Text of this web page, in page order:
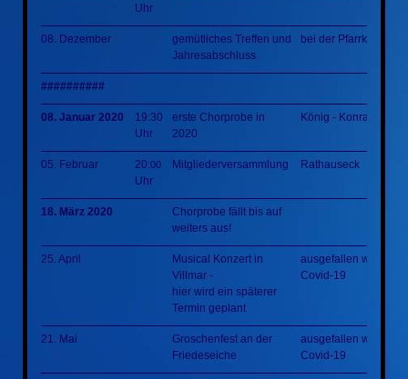
Uhr
08. Dezember
gemütliches Treffen und
Jahresabschluss
bei der Pfarrkirche
##########
08. Januar 2020
19:30
Uhr
erste Chorprobe in
2020
König - Konrad -
05. Februar 20:00
Uhr
Mitgliederversammlung Rathauseck
18. März 2020
Chorprobe fällt bis auf
weiters aus!
25. April
Musical Konzert in
Villmar -
hier wird ein späterer
Termin geplant
ausgefallen wegen
Covid-19
21. Mai
Groschenfest an der
Friedeseiche
ausgefallen wegen
Covid-19